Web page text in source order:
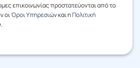
επικοινωνίας προστατεύονται από το
οιΌροι Υπηρεσιώνκαι ηΠολιτική